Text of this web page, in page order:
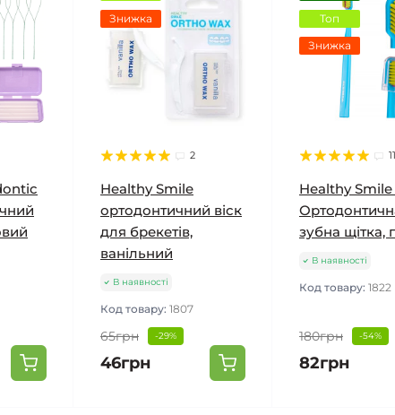
Знижка
2
Healthy Smile
ортодонтичний віск
для брекетів,
ванільний
В наявності
Код товару: 1807
65грн -29%
46грн
Топ
Знижка
11
Healthy
зубна щітка,
В наявності
Код товару: 1822
180грн -54%
82грн